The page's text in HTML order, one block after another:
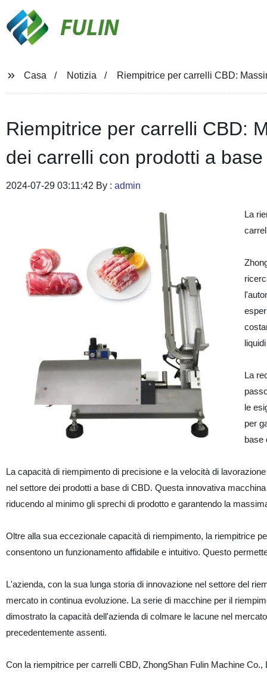
FULIN
Casa Notizia Riempitrice per carrelli CBD:
Riempitrice per carrelli CBD:
dei carrelli con prodotti a
2024-07-29 03:11:42 By : admin
La
La
le
per
base
La capacità di riempimento di precisione e la velocità di
nel settore dei prodotti a base di CBD. Questa innovativa
riducendo al minimo gli sprechi di prodotto e garantendo la
Oltre alla sua eccezionale capacità di riempimento, la riempitrice
consentono un funzionamento affidabile e intuitivo. Questo
L'azienda, con la sua lunga storia di innovazione nel settore del
mercato in continua evoluzione. La serie di macchine per il
dimostrato la capacità dell'azienda di colmare le lacune nel
precedentemente assenti.
Con la riempitrice per carrelli CBD, ZhongShan Fulin Machine